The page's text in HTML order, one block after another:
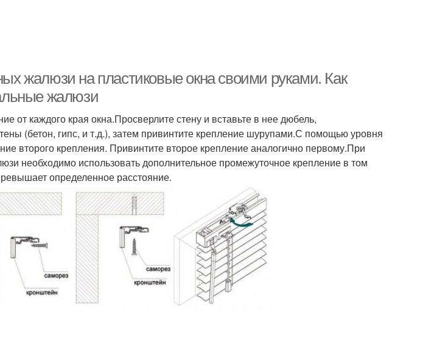
жалюзи на пластиковые окна своими руками. Как
жалюзи
от каждого края окна.Просверлите стену и вставьте в нее дюбель,
(бетон, гипс, и т.д.), затем привинтите крепление шурупами.С помощью уровня
второго крепления. Привинтите второе крепление аналогично первому.При
необходимо использовать дополнительное промежуточное крепление в том
определенное расстояние.